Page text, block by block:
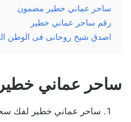
ساحر عماني خطير مضمون
رقم ساحر عماني خطير
اصدق شيخ روحانى فى الوطن
ساحر عماني
ساحر عماني خطير لفك